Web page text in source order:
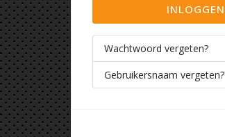
INLOGGEN
Wachtwoord vergeten?
Gebruikersnaam vergeten?